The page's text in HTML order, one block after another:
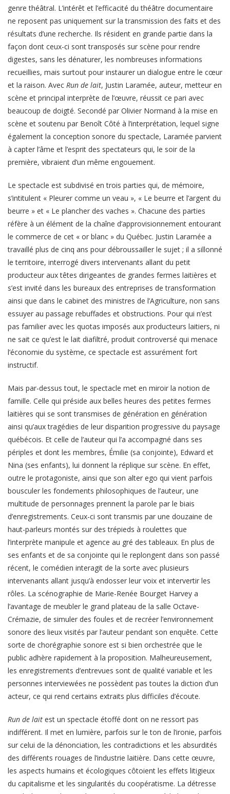
genre théâtral. L’intérêt et l’efficacité du théâtre documentaire
ne reposent pas uniquement sur la transmission des faits et des
résultats d’une recherche. Ils résident en grande partie dans la
façon dont ceux-ci sont transposés sur scène pour rendre
digestes, sans les dénaturer, les nombreuses informations
recueillies, mais surtout pour instaurer un dialogue entre le cœur
et la raison. Avec Run de lait, Justin Laramée, auteur, metteur en
scène et principal interprète de l’œuvre, réussit ce pari avec
beaucoup de doigté. Secondé par Olivier Normand à la mise en
scène et soutenu par Benoît Côté à l’interprétation, lequel signe
également la conception sonore du spectacle, Laramée parvient
à capter l’âme et l’esprit des spectateurs qui, le soir de la
première, vibraient d’un même engouement.
Le spectacle est subdivisé en trois parties qui, de mémoire,
s’intitulent « Pleurer comme un veau », « Le beurre et l’argent du
beurre » et « Le plancher des vaches ». Chacune des parties
réfère à un élément de la chaîne d’approvisionnement entourant
le commerce de cet « or blanc » du Québec. Justin Laramée a
travaillé plus de cinq ans pour débroussailler le sujet ; il a sillonné
le territoire, interrogé divers intervenants allant du petit
producteur aux têtes dirigeantes de grandes fermes laitières et
s’est invité dans les bureaux des entreprises de transformation
ainsi que dans le cabinet des ministres de l’Agriculture, non sans
essuyer au passage rebuffades et obstructions. Pour qui n’est
pas familier avec les quotas imposés aux producteurs laitiers, ni
ne sait ce qu’est le lait diafiltré, produit controversé qui menace
l’économie du système, ce spectacle est assurément fort
instructif.
Mais par-dessus tout, le spectacle met en miroir la notion de
famille. Celle qui préside aux belles heures des petites fermes
laitières qui se sont transmises de génération en génération
ainsi qu’aux tragédies de leur disparition progressive du paysage
québécois. Et celle de l’auteur qui l’a accompagné dans ses
périples et dont les membres, Émilie (sa conjointe), Edward et
Nina (ses enfants), lui donnent la réplique sur scène. En effet,
outre le protagoniste, ainsi que son alter ego qui vient parfois
bousculer les fondements philosophiques de l’auteur, une
multitude de personnages prennent la parole par le biais
d’enregistrements. Ceux-ci sont transmis par une douzaine de
haut-parleurs montés sur des trépieds à roulettes que
l’interprète manipule et agence au gré des tableaux. En plus de
ses enfants et de sa conjointe qui le replongent dans son passé
récent, le comédien interagit de la sorte avec plusieurs
intervenants allant jusqu’à endosser leur voix et intervertir les
rôles. La scénographie de Marie-Renée Bourget Harvey a
l’avantage de meubler le grand plateau de la salle Octave-
Crémazie, de simuler des foules et de recréer l’environnement
sonore des lieux visités par l’auteur pendant son enquête. Cette
sorte de chorégraphie sonore est si bien orchestrée que le
public adhère rapidement à la proposition. Malheureusement,
les enregistrements d’entrevues sont de qualité variable et les
personnes interviewées ne possèdent pas toutes la diction d’un
acteur, ce qui rend certains extraits plus difficiles d’écoute.
Run de lait est un spectacle étoffé dont on ne ressort pas
indifférent. Il met en lumière, parfois sur le ton de l’ironie, parfois
sur celui de la dénonciation, les contradictions et les absurdités
des différents rouages de l’industrie laitière. Dans cette œuvre,
les aspects humains et écologiques côtoient les effets litigieux
du capitalisme et les singularités du coopératisme. La détresse